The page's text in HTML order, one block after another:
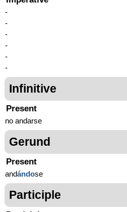
-
-
-
-
-
-
Infinitive
Present
no andarse
Gerund
Present
andándose
Participle